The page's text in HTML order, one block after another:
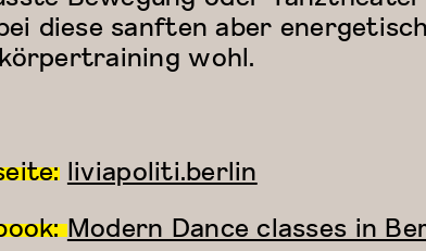
diese sanften aber
wohl.
liviapoliti.berlin
Modern Dance classes in